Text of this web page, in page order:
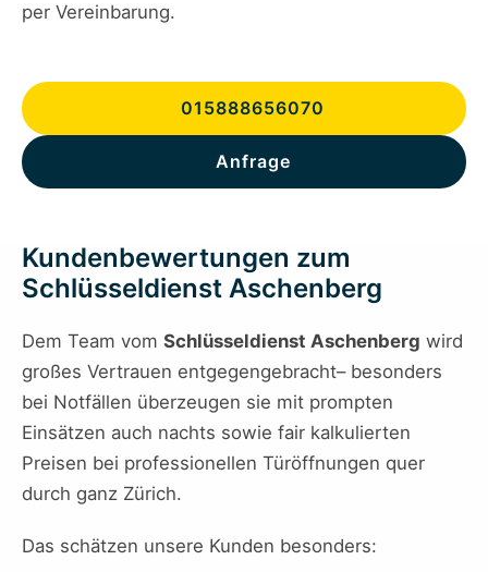
per Vereinbarung.
015888656070
Anfrage
Kundenbewertungen zum
Schlüsseldienst Aschenberg
Dem Team vom Schlüsseldienst Aschenberg wird
großes Vertrauen entgegengebracht– besonders
bei Notfällen überzeugen sie mit prompten
Einsätzen auch nachts sowie fair kalkulierten
Preisen bei professionellen Türöffnungen quer
durch ganz Zürich.
Das schätzen unsere Kunden besonders: